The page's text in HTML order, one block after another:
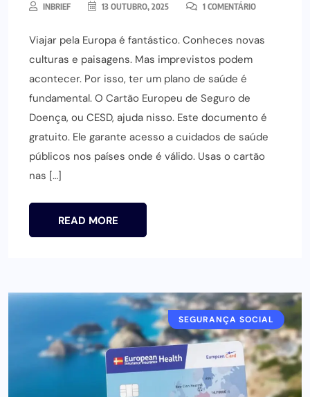
INBRIEF 13 OUTUBRO, 2025 1 COMENTÁRIO
Viajar pela Europa é fantástico. Conheces novas
culturas e paisagens. Mas imprevistos podem
acontecer. Por isso, ter um plano de saúde é
fundamental. O Cartão Europeu de Seguro de
Doença, ou CESD, ajuda nisso. Este documento é
gratuito. Ele garante acesso a cuidados de saúde
públicos nos países onde é válido. Usas o cartão
nas […]
READ MORE
SEGURANÇA SOCIAL